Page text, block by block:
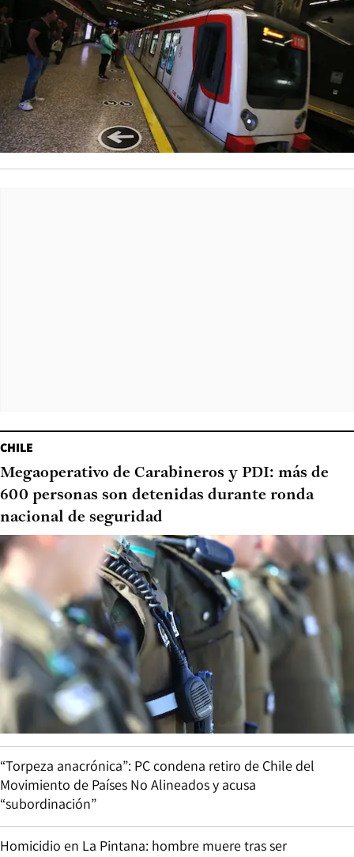
CHILE
Megaoperativo de Carabineros y PDI: más de
600 personas son detenidas durante ronda
nacional de seguridad
“Torpeza anacrónica”: PC condena retiro de Chile del
Movimiento de Países No Alineados y acusa
“subordinación”
Homicidio en La Pintana: hombre muere tras ser